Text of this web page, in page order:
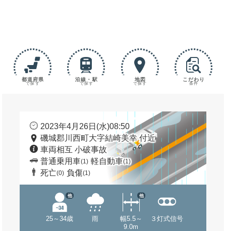
都道府県
で探す
沿線・駅
で探す
地図
で探す
こだわり
条件
2023年4月26日(水)08:50
磯城郡川西町大字結崎美幸 付近
車両相互 小破事故
普通乗用車(1) 軽自動車(1)
死亡(0) 負傷(1)
25～34歳
他
雨
幅5.5～
9.0m
他
３灯式信号